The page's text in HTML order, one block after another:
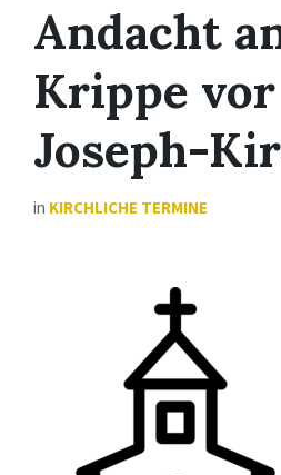
Andacht
Krippe
Joseph-
in KIRCHLICHE TERMINE